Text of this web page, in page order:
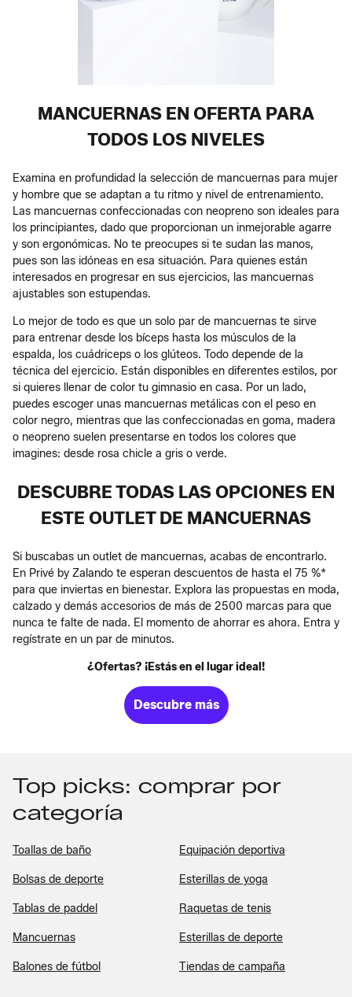
MANCUERNAS EN OFERTA PARA
TODOS LOS NIVELES
Examina en profundidad la selección de mancuernas para mujer
y hombre que se adaptan a tu ritmo y nivel de entrenamiento.
Las mancuernas confeccionadas con neopreno son ideales para
los principiantes, dado que proporcionan un inmejorable agarre
y son ergonómicas. No te preocupes si te sudan las manos,
pues son las idóneas en esa situación. Para quienes están
interesados en progresar en sus ejercicios, las mancuernas
ajustables son estupendas.
Lo mejor de todo es que un solo par de mancuernas te sirve
para entrenar desde los bíceps hasta los músculos de la
espalda, los cuádriceps o los glúteos. Todo depende de la
técnica del ejercicio. Están disponibles en diferentes estilos, por
si quieres llenar de color tu gimnasio en casa. Por un lado,
puedes escoger unas mancuernas metálicas con el peso en
color negro, mientras que las confeccionadas en goma, madera
o neopreno suelen presentarse en todos los colores que
imagines: desde rosa chicle a gris o verde.
DESCUBRE TODAS LAS OPCIONES EN
ESTE OUTLET DE MANCUERNAS
Si buscabas un outlet de mancuernas, acabas de encontrarlo.
En Privé by Zalando te esperan descuentos de hasta el 75 %*
para que inviertas en bienestar. Explora las propuestas en moda,
calzado y demás accesorios de más de 2500 marcas para que
nunca te falte de nada. El momento de ahorrar es ahora. Entra y
regístrate en un par de minutos.
¿Ofertas? ¡Estás en el lugar ideal!
Descubre más
Top picks: comprar por
categoría
Toallas de baño Equipación deportiva
Bolsas de deporte Esterillas de yoga
Tablas de paddel Raquetas de tenis
Mancuernas Esterillas de deporte
Balones de fútbol Tiendas de campaña